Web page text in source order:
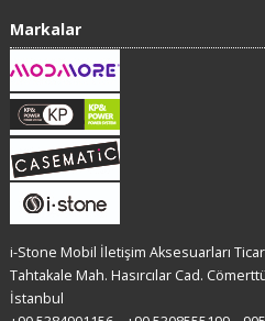
Markalar
i-Stone Mobil İletişim Aksesuarları
Tahtakale Mah. Hasırcılar Cad.
İstanbul